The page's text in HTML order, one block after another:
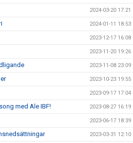
2024-03-20 17:21
2024-01-11 18:53
2023-12-17 16:08
2023-11-20 19:26
2023-11-08 23:09
2023-10-23 19:55
2023-09-17 17:04
med Ale IBF! 2023-08-27 16:19
2023-06-17 18:39
2023-03-31 12:10